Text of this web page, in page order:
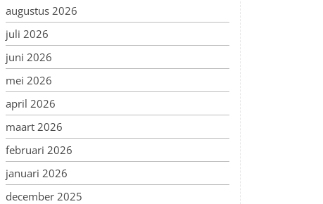
augustus 2026
juli 2026
juni 2026
mei 2026
april 2026
maart 2026
februari 2026
januari 2026
december 2025